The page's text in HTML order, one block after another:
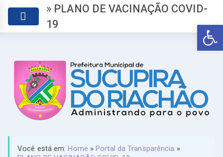
» PLANO DE VACINAÇÃO COVID-
19
Você está em:Home »Portal da Transparência »